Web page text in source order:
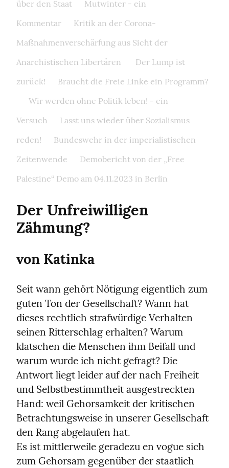
über den Staat
Mutwinter - ein
Kommentar
Kritik an der Corona-
Maßnahmenverschärfung aus Sicht der
Anarchistischen Libertären
Der Lump ist
zurück!
Braucht die Freie Linke ein Programm?
Wir werden ohne Politik leben! - ein
Versuch
Lasst uns wieder über Sozialismus
reden!
Bundeswehr in der imperialistischen
Zeitenwende
Demobericht von der „Free
Palestine“ Demo am 04.11.2023 in Berlin
Der Unfreiwilligen
Zähmung?
von Katinka
Seit wann gehört Nötigung eigentlich zum
guten Ton der Gesellschaft? Wann hat
dieses rechtlich strafwürdige Verhalten
seinen Ritterschlag erhalten? Warum
klatschen die Menschen ihm Beifall und
warum wurde ich nicht gefragt? Die
Antwort liegt leider auf der nach Freiheit
und Selbstbestimmtheit ausgestreckten
Hand: weil Gehorsamkeit der kritischen
Betrachtungsweise in unserer Gesellschaft
den Rang abgelaufen hat.
Es ist mittlerweile geradezu en vogue sich
zum Gehorsam gegenüber der staatlich